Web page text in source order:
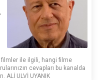
filmler ile ilgili, hangi filme
cevapları bu kanalda
ALİ ULVİ UYANIK